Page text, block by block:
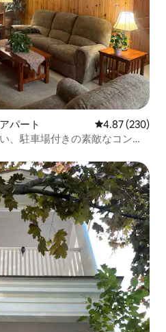
パート レビュー230
4.87 (230)
、駐車場付きの素敵なコンド